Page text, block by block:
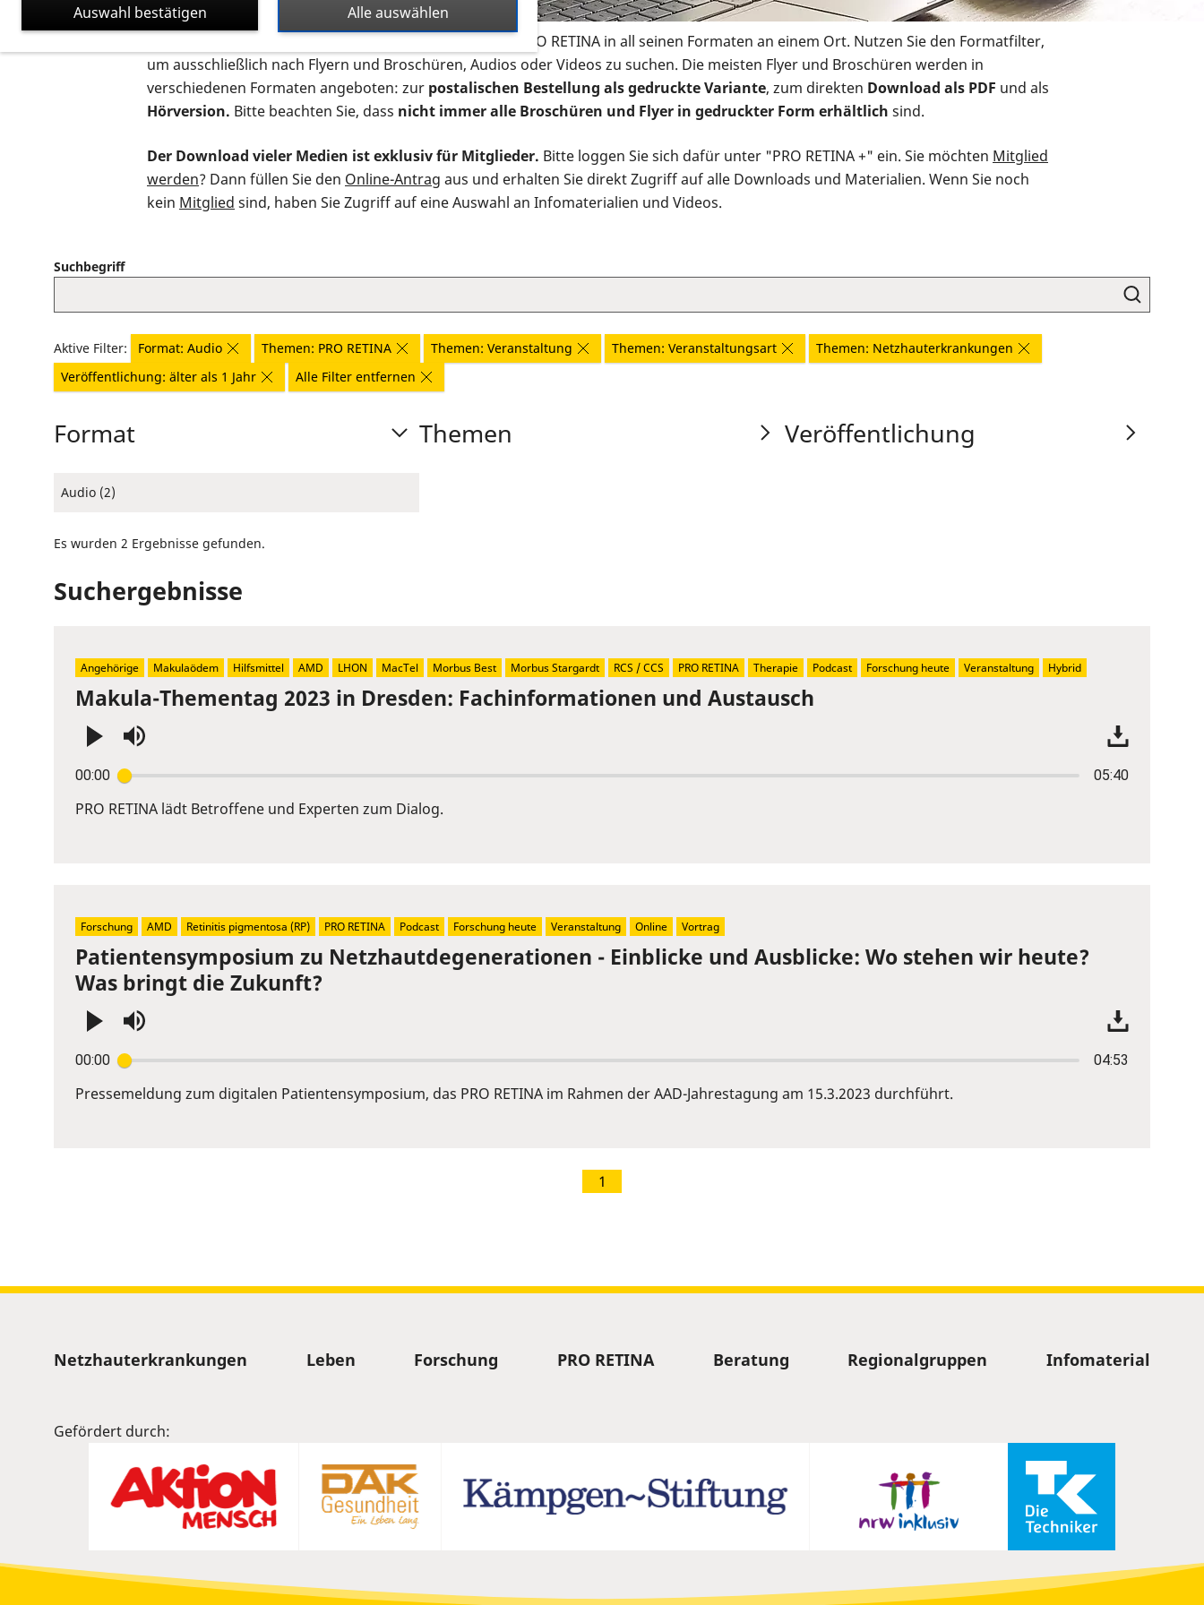
Auf dieser Seite finden Sie sämtliches Infomaterial der PRO RETINA in all seinen Formaten an einem Ort. Nutzen Sie den Formatfilter,
um ausschließlich nach Flyern und Broschüren, Audios oder Videos zu suchen. Die meisten Flyer und Broschüren werden in
verschiedenen Formaten angeboten: zur postalischen Bestellung als gedruckte Variante, zum direkten Download als PDF und als
Hörversion. Bitte beachten Sie, dass nicht immer alle Broschüren und Flyer in gedruckter Form erhältlich sind.
Der Download vieler Medien ist exklusiv für Mitglieder. Bitte loggen Sie sich dafür unter "PRO RETINA +" ein. Sie möchten Mitglied
werden? Dann füllen Sie den Online-Antrag aus und erhalten Sie direkt Zugriff auf alle Downloads und Materialien. Wenn Sie noch
kein Mitglied sind, haben Sie Zugriff auf eine Auswahl an Infomaterialien und Videos.
Suchbegriff
Aktive Filter: Format: Audio Themen: PRO RETINA Themen: Veranstaltung Themen: Veranstaltungsart
Themen: Netzhauterkrankungen
Veröffentlichung: älter als 1 Jahr
Alle Filter entfernen
Format
Audio (2)
Themen Veröffentlichung
Es wurden 2 Ergebnisse gefunden.
Suchergebnisse
Makula-Thementag 2023 in Dresden: Fachinformationen und Austausch
00:00 05:40
Enter
or
slider.
PRO RETINA lädt Betroffene und Experten zum Dialog.
Angehörige Makulaödem Hilfsmittel AMD LHON MacTel Morbus Best Morbus Stargardt RCS / CCS PRO RETINA Therapie Podcast Forschung heute Veranstaltung Hybrid
Patientensymposium zu Netzhautdegenerationen - Einblicke und Ausblicke: Wo stehen wir heute?
Was bringt die Zukunft?
00:00 04:53
Enter
or
Pressemeldung zum digitalen Patientensymposium, das PRO RETINA im Rahmen der AAD-Jahrestagung am 15.3.2023 durchführt.
Forschung AMD Retinitis pigmentosa (RP) PRO RETINA Podcast Forschung heute Veranstaltung Online Vortrag
1
Sitemap
Netzhauterkrankungen Leben Forschung PRO RETINA Beratung Regionalgruppen Infomaterial
Gefördert durch:
Alle auswählen
Auswahl bestätigen